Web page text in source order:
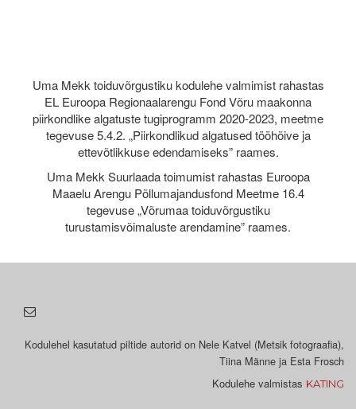
Uma Mekk toiduvõrgustiku kodulehe valmimist rahastas
EL Euroopa Regionaalarengu Fond Võru maakonna
piirkondlike algatuste tugiprogramm 2020-2023, meetme
tegevuse 5.4.2. „Piirkondlikud algatused tööhõive ja
ettevõtlikkuse edendamiseks” raames.
Uma Mekk Suurlaada toimumist rahastas Euroopa
Maaelu Arengu Põllumajandusfond Meetme 16.4
tegevuse „Võrumaa toiduvõrgustiku
turustamisvõimaluste arendamine” raames.
Kodulehel kasutatud piltide autorid on Nele Katvel (Metsik fotograafia),
Tiina Männe ja Esta Frosch
Kodulehe valmistas KATING